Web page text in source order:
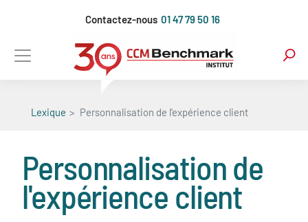
principal
Contactez-nous 01 47 79 50 16
Lexique Personnalisation de l'expérience client
Personnalisation de
l'expérience client